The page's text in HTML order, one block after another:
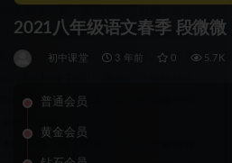
初中课堂 3 年前 0 5.7K
普通会员
黄金会员